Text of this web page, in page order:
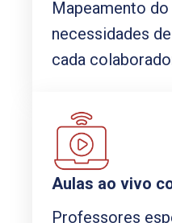
Mapeamento
necessidades
cada
Aulas ao vivo
Professores